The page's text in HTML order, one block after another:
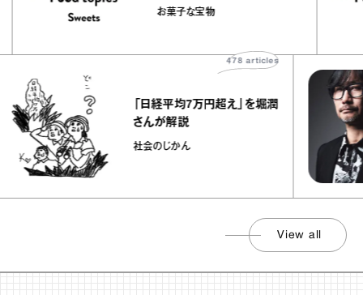
ラメルバニーユほか｜chico
お菓子な宝物
「日経平均7万円超え」を堀潤
さんが解説
社会のじかん
478articles
View all